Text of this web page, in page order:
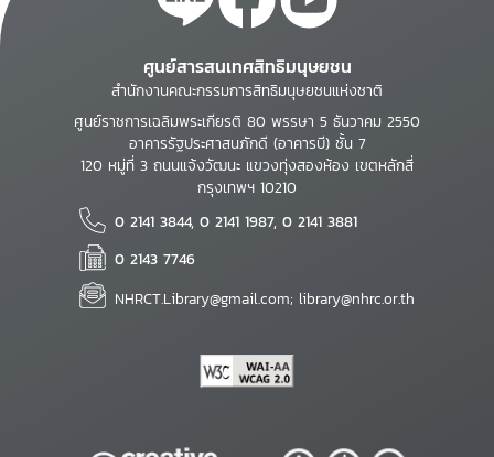
ศูนย์สารสนเทศสิทธิมนุษยชน
สำนักงานคณะกรรมการสิทธิมนุษยชนแห่งชาติ
ศูนย์ราชการเฉลิมพระเกียรติ 80 พรรษา 5 ธันวาคม 2550
อาคารรัฐประศาสนภักดี (อาคารบี) ชั้น 7
120 หมู่ที่ 3 ถนนแจ้งวัฒนะ แขวงทุ่งสองห้อง เขตหลักสี่
กรุงเทพฯ 10210
0 2141 3844, 0 2141 1987, 0 2141 3881
0 2143 7746
NHRCT.Library@gmail.com; library@nhrc.or.th